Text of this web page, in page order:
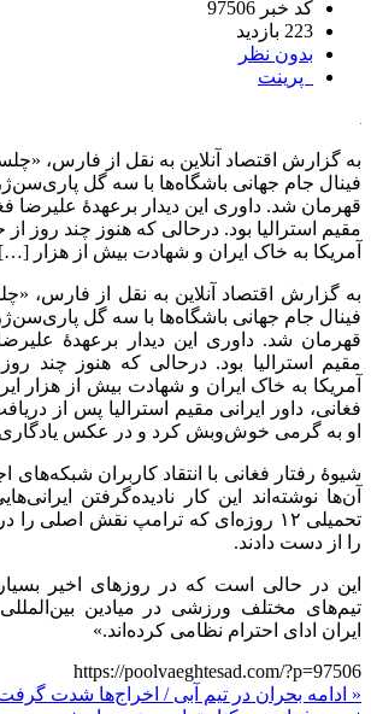
کد خبر 97506
223 بازدید
بدون نظر
پرینت
به گزارش اقتصاد آنلاین به نقل از فارس،
فینال جام جهانی باشگاه‌ها با سه گل
قهرمان شد. داوری این دیدار برعهدۀ علیرضا
مقیم استرالیا بود. درحالی که هنوز چند روز از
آمریکا به خاک ایران و شهادت بیش از هزار […]
به گزارش اقتصاد آنلاین به نقل از فارس،
فینال جام جهانی باشگاه‌ها با سه گل
قهرمان شد. داوری این دیدار برعهدۀ علیرضا
مقیم استرالیا بود. درحالی که هنوز چند
آمریکا به خاک ایران و شهادت بیش از هزار
فغانی، داور ایرانی مقیم استرالیا پس از
او به گرمی خوش‌وبش کرد و در عکس
شیوهٔ رفتار فغانی با انتقاد کاربران
آن‌ها نوشته‌اند این کار نادیده‌گرفتن
تحمیلی ۱۲ روزه‌ای که ترامپ نقش اصلی
را از دست دادند.
این در حالی است که در روزهای اخیر
تیم‌های مختلف ورزشی در‌ میادین
ایران ادای احترام نظامی کرده‌اند.»
https://poolvaeghtesad.com/?p=97506
« ادامه بحران در تیم آبی / اخراج‌ها شدت